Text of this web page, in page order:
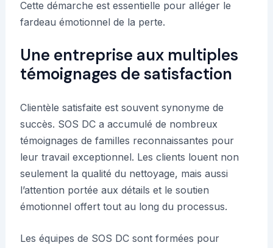
Cette démarche est essentielle pour alléger le
fardeau émotionnel de la perte.
Une entreprise aux multiples
témoignages de satisfaction
Clientèle satisfaite est souvent synonyme de
succès. SOS DC a accumulé de nombreux
témoignages de familles reconnaissantes pour
leur travail exceptionnel. Les clients louent non
seulement la qualité du nettoyage, mais aussi
l’attention portée aux détails et le soutien
émotionnel offert tout au long du processus.
Les équipes de SOS DC sont formées pour